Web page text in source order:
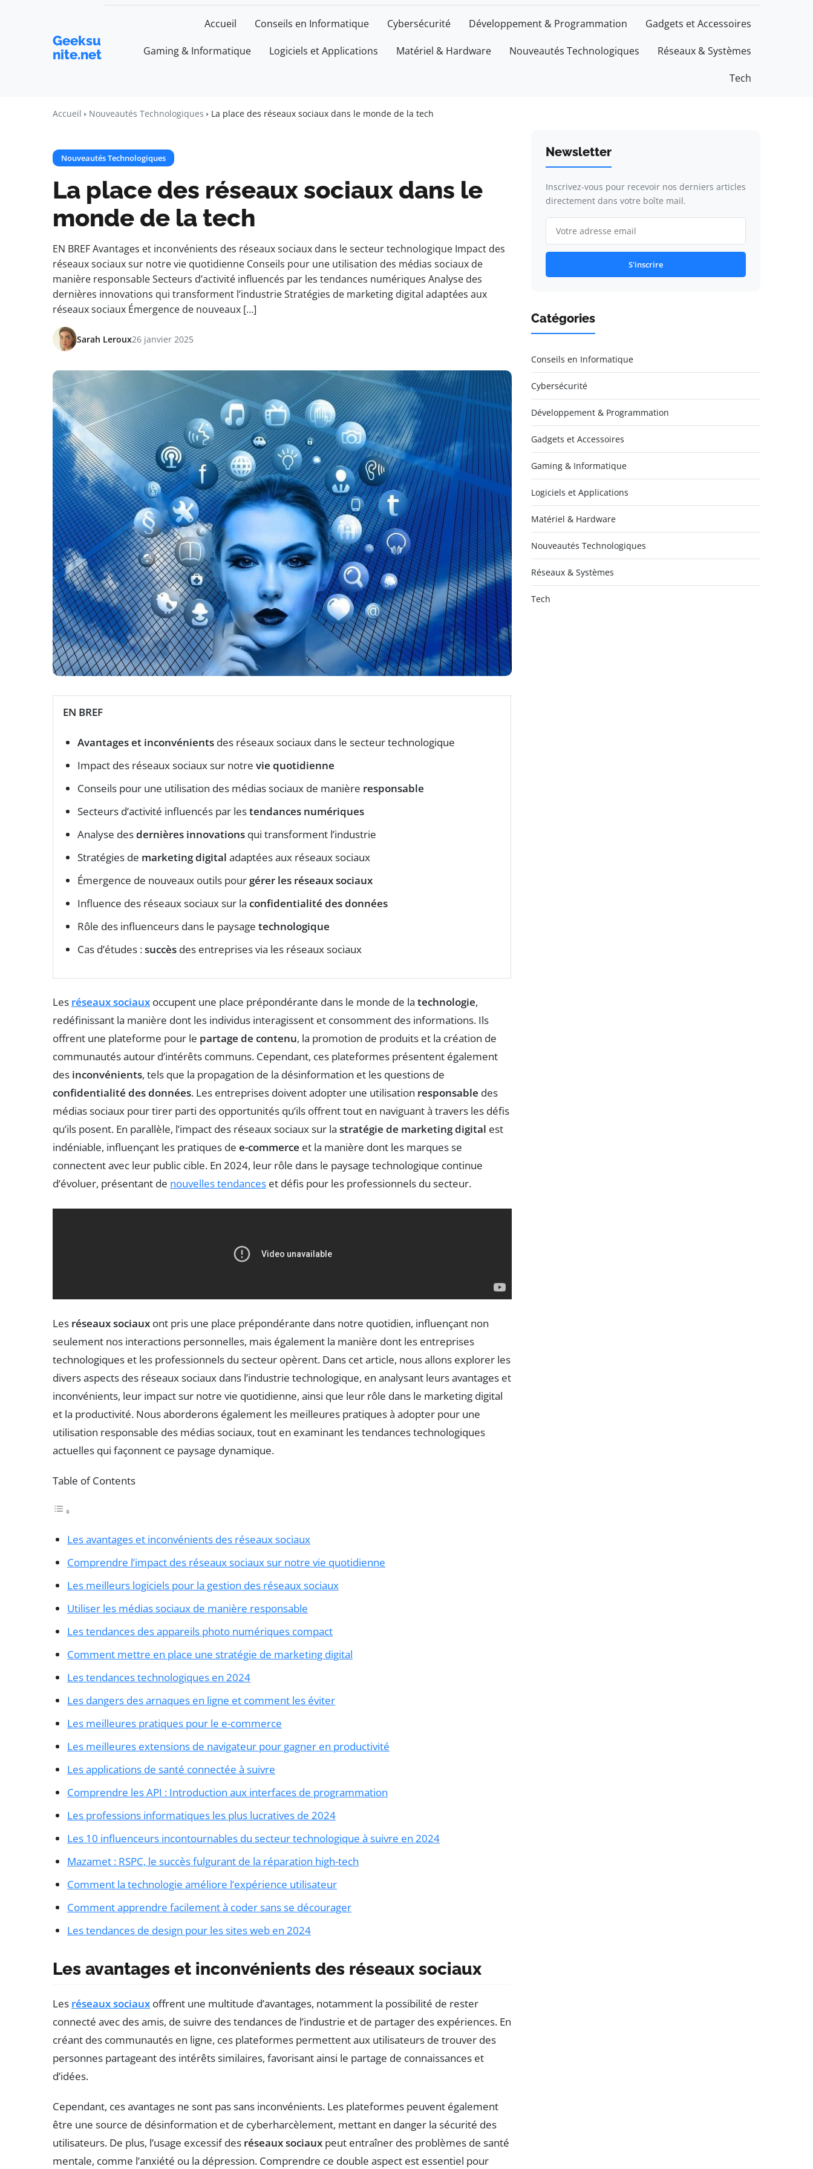
Geeksu
nite.net
Accueil Conseils en Informatique Cybersécurité Développement & Programmation Gadgets et Accessoires
Gaming & Informatique Logiciels et Applications Matériel & Hardware Nouveautés Technologiques Réseaux & Systèmes
Tech
Accueil Nouveautés Technologiques La place des réseaux sociaux dans le monde de la tech
Nouveautés Technologiques
La place des réseaux sociaux dans le
monde de la tech
EN BREF Avantages et inconvénients des réseaux sociaux dans le secteur technologique Impact des
réseaux sociaux sur notre vie quotidienne Conseils pour une utilisation des médias sociaux de
manière responsable Secteurs d’activité influencés par les tendances numériques Analyse des
dernières innovations qui transforment l’industrie Stratégies de marketing digital adaptées aux
réseaux sociaux Émergence de nouveaux […]
Sarah Leroux26 janvier 2025
EN BREF
Avantages et inconvénients des réseaux sociaux dans le secteur technologique
Impact des réseaux sociaux sur notre vie quotidienne
Conseils pour une utilisation des médias sociaux de manière responsable
Secteurs d’activité influencés par lestendances numériques
Analyse desdernières innovations qui transforment l’industrie
Stratégies de marketing digital adaptées aux réseaux sociaux
Émergence de nouveaux outils pour gérer les réseaux sociaux
Influence des réseaux sociaux sur la confidentialité des données
Rôle des influenceurs dans le paysage technologique
Cas d’études :succès des entreprises via les réseaux sociaux
Les réseaux sociaux occupent une place prépondérante dans le monde de la technologie,
redéfinissant la manière dont les individus interagissent et consomment des informations. Ils
offrent une plateforme pour le partage de contenu, la promotion de produits et la création de
communautés autour d’intérêts communs. Cependant, ces plateformes présentent également
des inconvénients, tels que la propagation de la désinformation et les questions de
confidentialité des données. Les entreprises doivent adopter une utilisation responsable des
médias sociaux pour tirer parti des opportunités qu’ils offrent tout en naviguant à travers les défis
qu’ils posent. En parallèle, l’impact des réseaux sociaux sur la stratégie de marketing digital est
indéniable, influençant les pratiques de e-commerce et la manière dont les marques se
connectent avec leur public cible. En 2024, leur rôle dans le paysage technologique continue
d’évoluer, présentant de nouvelles tendances et défis pour les professionnels du secteur.
Les réseaux sociaux ont pris une place prépondérante dans notre quotidien, influençant non
seulement nos interactions personnelles, mais également la manière dont les entreprises
technologiques et les professionnels du secteur opèrent. Dans cet article, nous allons explorer les
divers aspects des réseaux sociaux dans l’industrie technologique, en analysant leurs avantages et
inconvénients, leur impact sur notre vie quotidienne, ainsi que leur rôle dans le marketing digital
et la productivité. Nous aborderons également les meilleures pratiques à adopter pour une
utilisation responsable des médias sociaux, tout en examinant les tendances technologiques
actuelles qui façonnent ce paysage dynamique.
Table of Contents
Les avantages et inconvénients des réseaux sociaux
Comprendre l’impact des réseaux sociaux sur notre vie quotidienne
Les meilleurs logiciels pour la gestion des réseaux sociaux
Utiliser les médias sociaux de manière responsable
Les tendances des appareils photo numériques compact
Comment mettre en place une stratégie de marketing digital
Les tendances technologiques en 2024
Les dangers des arnaques en ligne et comment les éviter
Les meilleures pratiques pour le e-commerce
Les meilleures extensions de navigateur pour gagner en productivité
Les applications de santé connectée à suivre
Comprendre les API : Introduction aux interfaces de programmation
Les professions informatiques les plus lucratives de 2024
Les 10 influenceurs incontournables du secteur technologique à suivre en 2024
Mazamet : RSPC, le succès fulgurant de la réparation high-tech
Comment la technologie améliore l’expérience utilisateur
Comment apprendre facilement à coder sans se décourager
Les tendances de design pour les sites web en 2024
Les avantages et inconvénients des réseaux sociaux
Les réseaux sociaux offrent une multitude d’avantages, notamment la possibilité de rester
connecté avec des amis, de suivre des tendances de l’industrie et de partager des expériences. En
créant des communautés en ligne, ces plateformes permettent aux utilisateurs de trouver des
personnes partageant des intérêts similaires, favorisant ainsi le partage de connaissances et
d’idées.
Cependant, ces avantages ne sont pas sans inconvénients. Les plateformes peuvent également
être une source de désinformation et de cyberharcèlement, mettant en danger la sécurité des
utilisateurs. De plus, l’usage excessif des réseaux sociaux peut entraîner des problèmes de santé
mentale, comme l’anxiété ou la dépression. Comprendre ce double aspect est essentiel pour
Newsletter
Inscrivez-vous pour recevoir nos derniers articles
directement dans votre boîte mail.
S'inscrire
Catégories
Conseils en Informatique
Cybersécurité
Développement & Programmation
Gadgets et Accessoires
Gaming & Informatique
Logiciels et Applications
Matériel & Hardware
Nouveautés Technologiques
Réseaux & Systèmes
Tech